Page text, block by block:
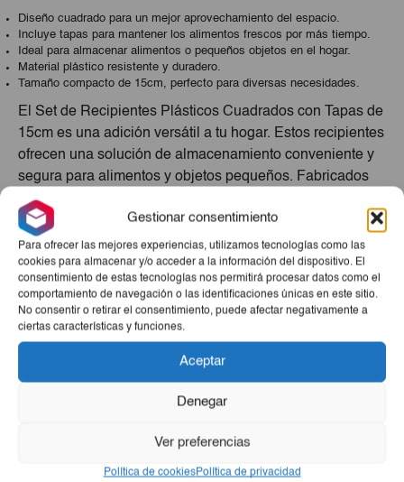
Gestionar consentimiento
Para ofrecer las mejores experiencias, utilizamos tecnologías como las
cookies para almacenar y/o acceder a la información del dispositivo. El
consentimiento de estas tecnologías nos permitirá procesar datos como el
comportamiento de navegación o las identificaciones únicas en este sitio.
No consentir o retirar el consentimiento, puede afectar negativamente a
ciertas características y funciones.
Aceptar
Denegar
Ver preferencias
Política de cookiesPolítica de privacidad
Diseño cuadrado para un mejor aprovechamiento del espacio.
Incluye tapas para mantener los alimentos frescos por más tiempo.
Ideal para almacenar alimentos o pequeños objetos en el hogar.
Material plástico resistente y duradero.
Tamaño compacto de 15cm, perfecto para diversas necesidades.
El Set de Recipientes Plásticos Cuadrados con Tapas de
15cm es una adición versátil a tu hogar. Estos recipientes
ofrecen una solución de almacenamiento conveniente y
segura para alimentos y objetos pequeños. Fabricados
con plástico de alta calidad, estos recipientes son
duraderos y fáciles de limpiar. Su diseño cuadrado
permite un mejor aprovechamiento del espacio en tus
armarios o despensas. Mantén tus alimentos frescos y
organizados con este set imprescindible para el hogar.
Productos Relacionados